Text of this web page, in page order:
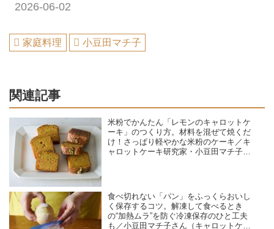
2026-06-02
家庭料理 小豆田マチ子
関連記事
米粉でかんたん「レモンのキャロットケ
ーキ」のつくり方。材料を混ぜて焼くだ
け！さっぱり軽やかな米粉のケーキ／キ
ャロットケーキ研究家・小豆田マチ子さ
食べ切れない「パン」をふっくらおいし
く保存するコツ。解凍して食べるとき
の“加熱ムラ”を防ぐ冷凍保存のひと工夫
も／小豆田マチ子さん（キャロットケー